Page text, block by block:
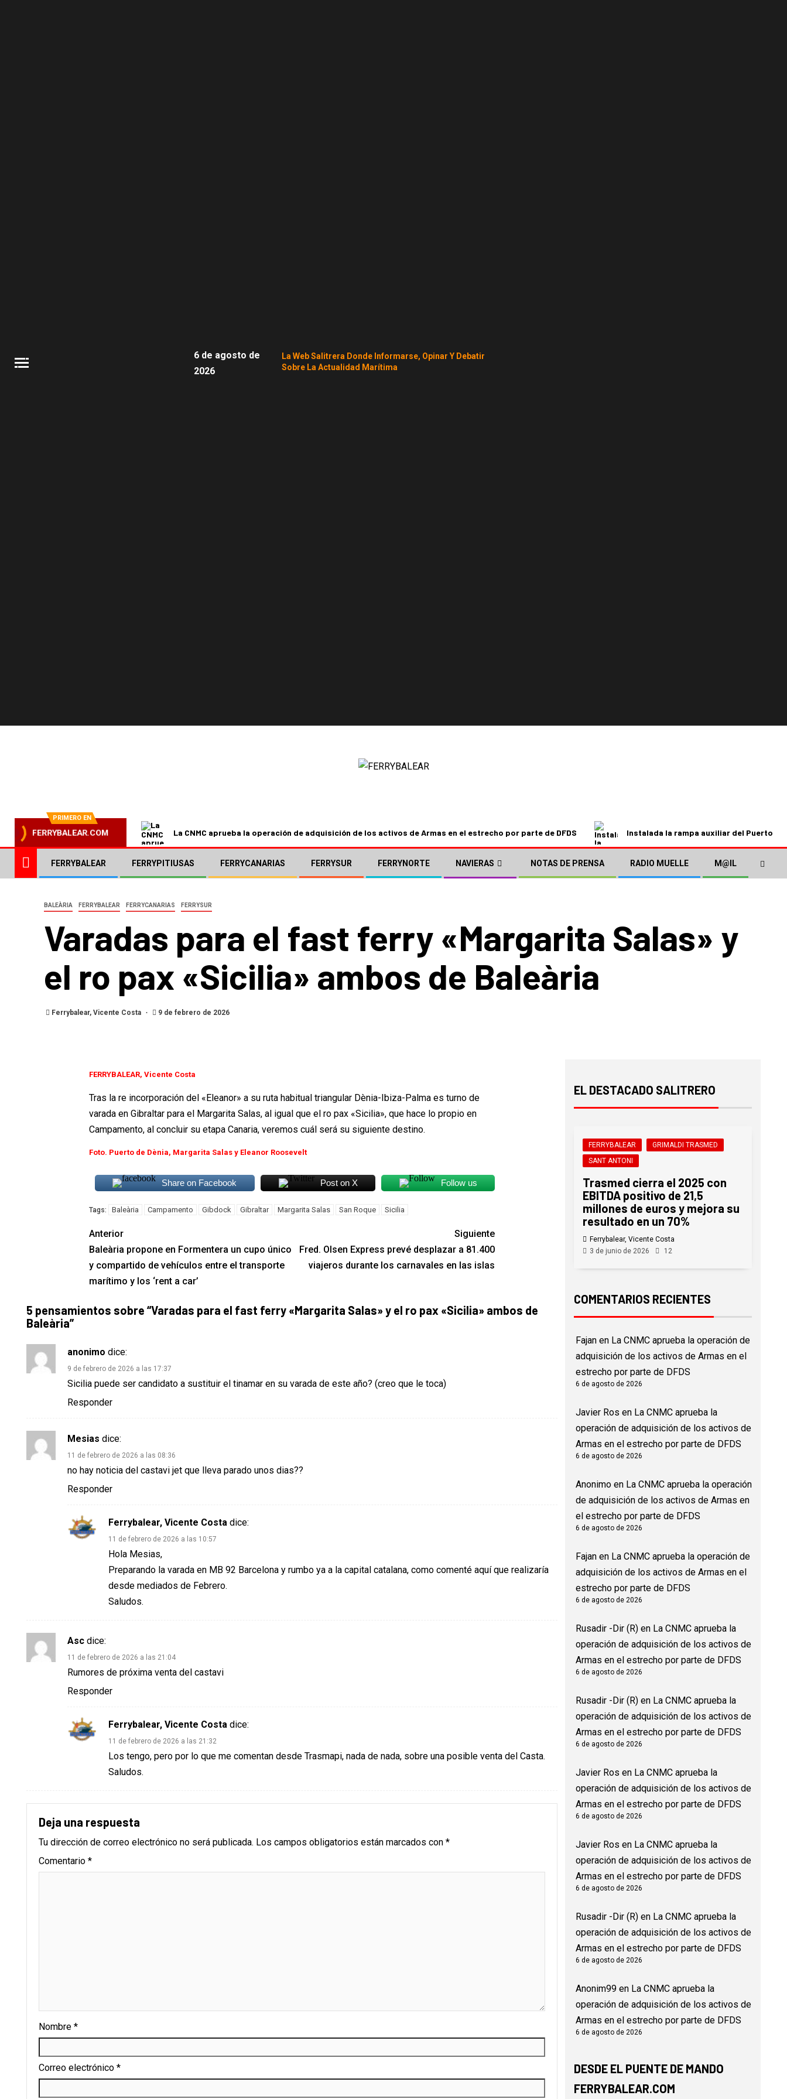
6 de agosto de
2026
La Web Salitrera Donde Informarse, Opinar Y Debatir
Sobre La Actualidad Marítima
PRIMERO EN
FERRYBALEAR.COM La CNMC aprueba la operación de adquisición de los activos de Armas en el estrecho por parte de DFDS Instalada la rampa auxiliar del Puerto de
FERRYBALEAR FERRYPITIUSAS FERRYCANARIAS FERRYSUR FERRYNORTE NAVIERAS NOTAS DE PRENSA RADIO MUELLE M@IL
BALEÀRIA FERRYBALEAR FERRYCANARIAS FERRYSUR
Varadas para el fast ferry «Margarita Salas» y
el ro pax «Sicilia» ambos de Baleària
Ferrybalear, Vicente Costa 9 de febrero de 2026
FERRYBALEAR, Vicente Costa
Tras la re incorporación del «Eleanor» a su ruta habitual triangular Dènia-Ibiza-Palma es turno de
varada en Gibraltar para el Margarita Salas, al igual que el ro pax «Sicilia», que hace lo propio en
Campamento, al concluir su etapa Canaria, veremos cuál será su siguiente destino.
Foto. Puerto de Dènia, Margarita Salas y Eleanor Roosevelt
Share on Facebook Post on X Follow us
Tags: Baleària Campamento Gibdock Gibraltar Margarita Salas San Roque Sicilia
Anterior
Baleària propone en Formentera un cupo único
y compartido de vehículos entre el transporte
marítimo y los ‘rent a car’
Siguiente
Fred. Olsen Express prevé desplazar a 81.400
viajeros durante los carnavales en las islas
5 pensamientos sobre “Varadas para el fast ferry «Margarita Salas» y el ro pax «Sicilia» ambos de
Baleària”
anonimo dice:
9 de febrero de 2026 a las 17:37
Sicilia puede ser candidato a sustituir el tinamar en su varada de este año? (creo que le toca)
Responder
Mesias dice:
11 de febrero de 2026 a las 08:36
no hay noticia del castavi jet que lleva parado unos dias??
Responder
Ferrybalear, Vicente Costa dice:
11 de febrero de 2026 a las 10:57
Hola Mesias,
Preparando la varada en MB 92 Barcelona y rumbo ya a la capital catalana, como comenté aquí que realizaría
desde mediados de Febrero.
Saludos.
Asc dice:
11 de febrero de 2026 a las 21:04
Rumores de próxima venta del castavi
Responder
Ferrybalear, Vicente Costa dice:
11 de febrero de 2026 a las 21:32
Los tengo, pero por lo que me comentan desde Trasmapi, nada de nada, sobre una posible venta del Casta.
Saludos.
Deja una respuesta
Tu dirección de correo electrónico no será publicada. Los campos obligatorios están marcados con *
Comentario *
Nombre *
Correo electrónico *
EL DESTACADO SALITRERO
FERRYBALEAR
GRIMALDI TRASMED
SANT ANTONI
Trasmed cierra el 2025 con
EBITDA positivo de 21,5
millones de euros y mejora su
resultado en un 70%
Ferrybalear, Vicente Costa
3 de junio de 2026
12
COMENTARIOS RECIENTES
Fajanen La CNMC aprueba la operación de
adquisición de los activos de Armas en el
estrecho por parte de DFDS
6 de agosto de 2026
Javier Ros en La CNMC aprueba la
operación de adquisición de los activos de
Armas en el estrecho por parte de DFDS
6 de agosto de 2026
Anonimoen La CNMC aprueba la operación
de adquisición de los activos de Armas en
el estrecho por parte de DFDS
6 de agosto de 2026
Fajanen La CNMC aprueba la operación de
adquisición de los activos de Armas en el
estrecho por parte de DFDS
6 de agosto de 2026
Rusadir -Dir (R)en La CNMC aprueba la
operación de adquisición de los activos de
Armas en el estrecho por parte de DFDS
6 de agosto de 2026
Rusadir -Dir (R)en La CNMC aprueba la
operación de adquisición de los activos de
Armas en el estrecho por parte de DFDS
6 de agosto de 2026
Javier Ros en La CNMC aprueba la
operación de adquisición de los activos de
Armas en el estrecho por parte de DFDS
6 de agosto de 2026
Javier Ros en La CNMC aprueba la
operación de adquisición de los activos de
Armas en el estrecho por parte de DFDS
6 de agosto de 2026
Rusadir -Dir (R)en La CNMC aprueba la
operación de adquisición de los activos de
Armas en el estrecho por parte de DFDS
6 de agosto de 2026
Anonim99en La CNMC aprueba la
operación de adquisición de los activos de
Armas en el estrecho por parte de DFDS
6 de agosto de 2026
DESDE EL PUENTE DE MANDO
FERRYBALEAR.COM